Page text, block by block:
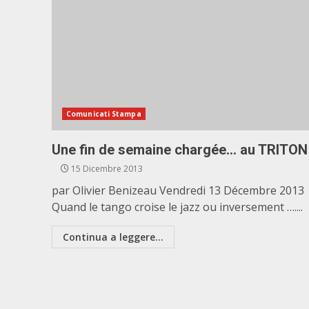
Comunicati Stampa
Une fin de semaine chargée… au TRITON
15 Dicembre 2013
par Olivier Benizeau Vendredi 13 Décembre 2013
Quand le tango croise le jazz ou inversement …....
Continua a leggere...